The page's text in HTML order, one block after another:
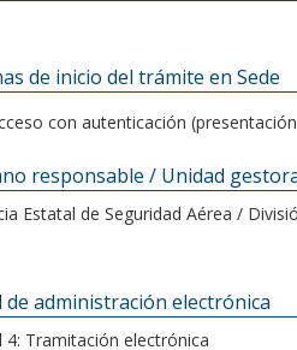
de inicio del trámite en Sede
con autenticación
responsable / Unidad
Estatal de Seguridad Aérea /
de administración electrónica
4: Tramitación electrónica